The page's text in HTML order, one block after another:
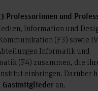
Professorinnen und
Information und
(F3) sowie
Informatik und
(F4) zusammen, die
einbringen. Darüber
Gastmitglieder an.